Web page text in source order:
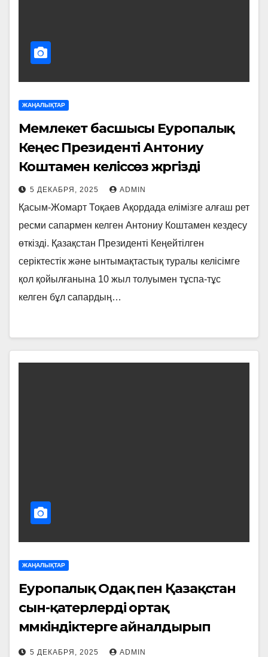
ЖАҢАЛЫҚТАР
Мемлекет басшысы Еуропалық
Кеңес Президенті Антониу
Коштамен келіссөз жүргізді
5 ДЕКАБРЯ, 2025 ADMIN
Қасым-Жомарт Тоқаев Ақордада елімізге алғаш рет
ресми сапармен келген Антониу Коштамен кездесу
өткізді. Қазақстан Президенті Кеңейтілген
серіктестік және ынтымақтастық туралы келісімге
қол қойылғанына 10 жыл толуымен тұспа-тұс
келген бұл сапардың…
ЖАҢАЛЫҚТАР
Еуропалық Одақ пен Қазақстан
сын-қатерлерді ортақ
мүмкіндіктерге айналдырып
келеді
5 ДЕКАБРЯ, 2025 ADMIN